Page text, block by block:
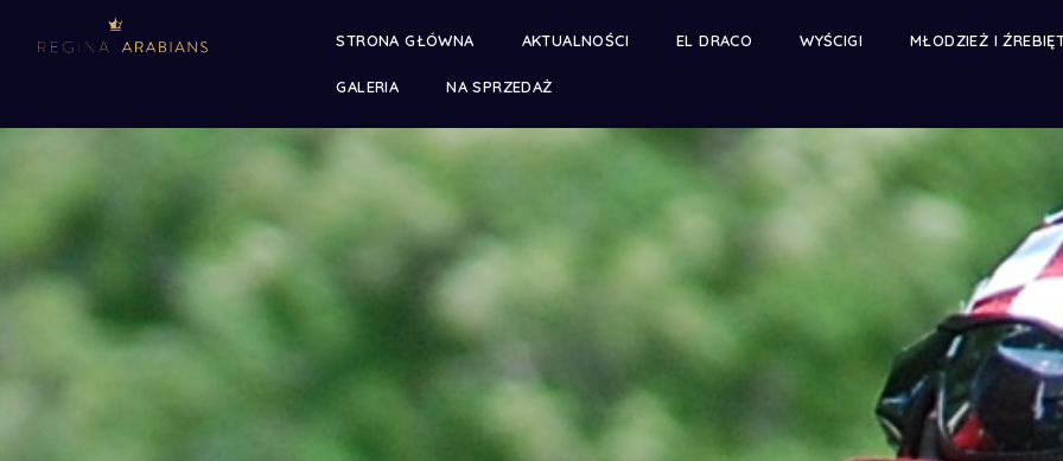
STRONA GŁÓWNA AKTUALNOŚCI EL DRACO WYŚCIGI MŁODZIEŻ I
GALERIA NA SPRZEDAŻ